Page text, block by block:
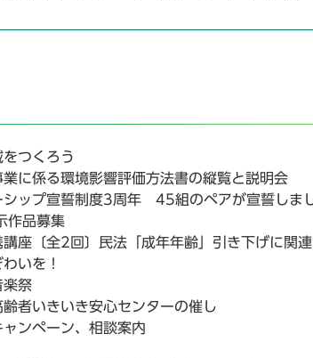
つくろう
に係る環境影響評価方法書の縦覧と説明会
シップ宣誓制度3周年 45組のペアが宣誓しま
作品募集
座〔全2回〕民法「成年年齢」引き下げに関
いを！
楽祭
者いきいき安心センターの催し
ンペーン、相談案内